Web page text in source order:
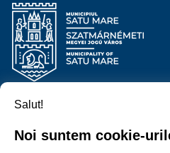
PRIMĂRIA
P-ȚA 25 OCTOMBRIE, NR. 1
Salut!
Noi suntem cookie-